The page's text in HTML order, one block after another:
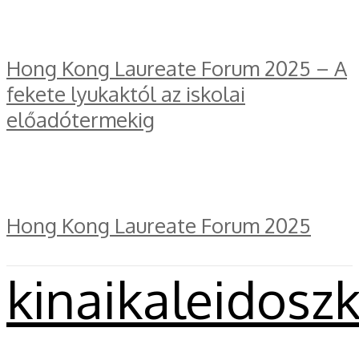
Hong Kong Laureate Forum 2025 – A
fekete lyukaktól az iskolai
előadótermekig
Hong Kong Laureate Forum 2025